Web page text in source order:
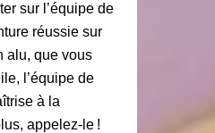
sur l’équipe de
réussie sur
alu, que vous
l’équipe de
à la
appelez-le !